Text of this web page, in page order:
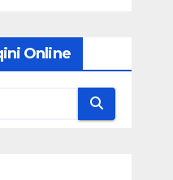
Online